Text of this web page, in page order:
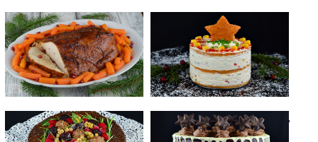
Piept de curcan in sos de rodii
Tort aperitiv cu crema de branza,